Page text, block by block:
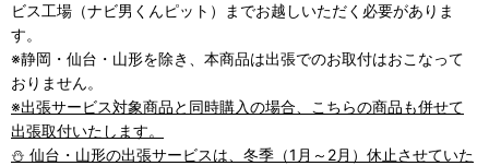
ビス工場（ナビ男くんピット）までお越しいただく必要がありま
す。
※静岡・仙台・山形を除き、本商品は出張でのお取付はおこなって
おりません。
※出張サービス対象商品と同時購入の場合、こちらの商品も併せて
出張取付いたします。
⛄ 仙台・山形の出張サービスは、冬季（1月～2月）休止させていた